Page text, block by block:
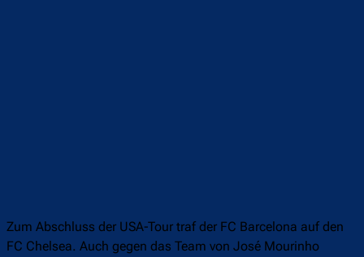
Zum Abschluss der USA-Tour traf der FC Barcelona auf den
FC Chelsea. Auch gegen das Team von José Mourinho